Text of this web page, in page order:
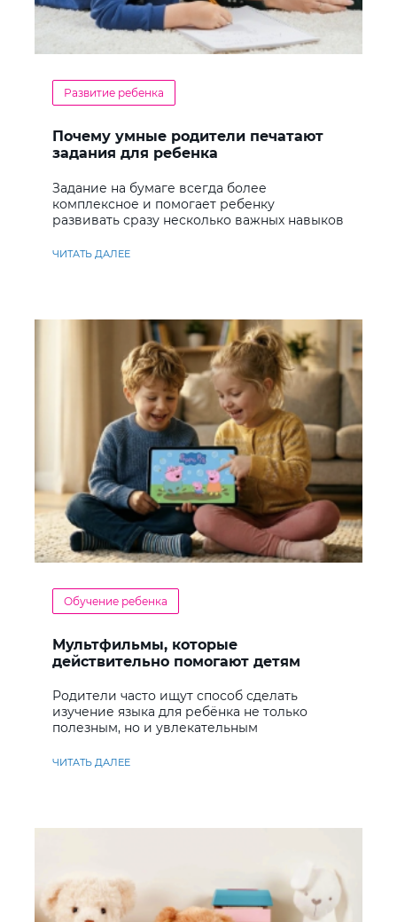
Развитие ребенка
Почему умные родители печатают
задания для ребенка
Задание на бумаге всегда более
комплексное и помогает ребенку
развивать сразу несколько важных навыков
ЧИТАТЬ ДАЛЕЕ
Обучение ребенка
Мультфильмы, которые
действительно помогают детям
Родители часто ищут способ сделать
изучение языка для ребёнка не только
полезным, но и увлекательным
ЧИТАТЬ ДАЛЕЕ